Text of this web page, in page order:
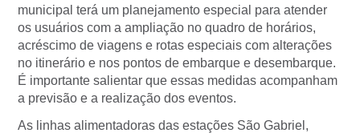
municipal terá um planejamento especial para atender
os usuários com a ampliação no quadro de horários,
acréscimo de viagens e rotas especiais com alterações
no itinerário e nos pontos de embarque e desembarque.
É importante salientar que essas medidas acompanham
a previsão e a realização dos eventos.
As linhas alimentadoras das estações São Gabriel,